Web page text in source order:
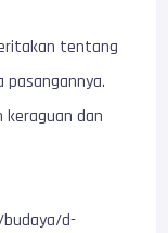
tentang
dan
d-